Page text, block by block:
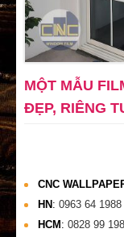
MỘT MẪU
ĐẸP, RIÊNG
CNC
HN : 0963 64 1988
HCM : 0828 99